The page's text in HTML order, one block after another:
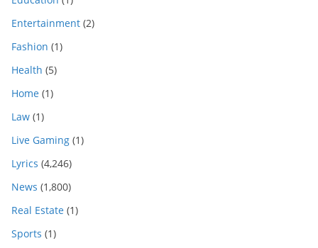
Entertainment (2)
Fashion (1)
Health (5)
Home (1)
Law (1)
Live Gaming (1)
Lyrics (4,246)
News (1,800)
Real Estate (1)
Sports (1)